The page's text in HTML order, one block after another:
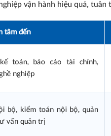
vận hành hiệu quả, tuân
tâm đến
toán, báo cáo tài chính,
nghiệp
bộ, kiểm toán nội bộ, quản
vấn quản trị